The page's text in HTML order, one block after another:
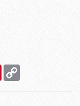
Pinterest